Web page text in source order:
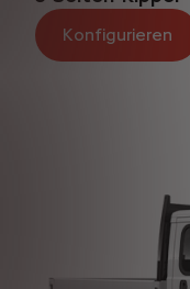
Konfigurieren